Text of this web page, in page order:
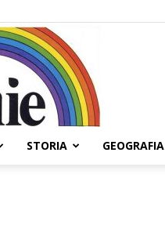
STORIA GEOGRAFIA